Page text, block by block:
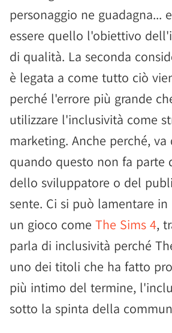
personaggio ne guadagna...
essere quello l'obiettivo
di qualità. La seconda
è legata a come tutto ciò
perché l'errore più grande
utilizzare l'inclusività come
marketing. Anche perché, va
quando questo non fa parte
dello sviluppatore o del
sente. Ci si può lamentare
un gioco come The Sims 4,
parla di inclusività perché
uno dei titoli che ha fatto
più intimo del termine,
sotto la spinta della